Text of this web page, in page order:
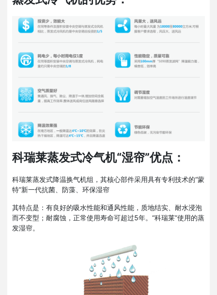
科瑞莱蒸发式冷气机“湿帘”优点：
科瑞莱蒸发式降温换气机组，其核心部件采用具有专利技术的“蒙
特”新一代抗菌、防藻、环保湿帘
其特点是：有良好的吸水性能和通风性能，质地结实、耐水浸泡
而不变型；耐腐蚀，正常使用寿命可超过5年。“科瑞莱”使用的蒸
发湿帘。